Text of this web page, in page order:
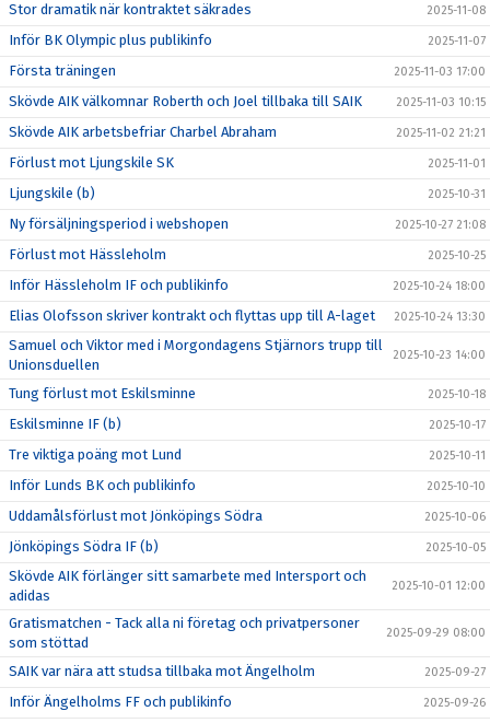
Stor dramatik när kontraktet säkrades 2025-11-08
Inför BK Olympic plus publikinfo 2025-11-07
Första träningen 2025-11-03 17:00
Skövde AIK välkomnar Roberth och Joel tillbaka till SAIK 2025-11-03 10:15
Skövde AIK arbetsbefriar Charbel Abraham 2025-11-02 21:21
Förlust mot Ljungskile SK 2025-11-01
Ljungskile (b) 2025-10-31
Ny försäljningsperiod i webshopen 2025-10-27 21:08
Förlust mot Hässleholm 2025-10-25
Inför Hässleholm IF och publikinfo 2025-10-24 18:00
Elias Olofsson skriver kontrakt och flyttas upp till A-laget 2025-10-24 13:30
Samuel och Viktor med i Morgondagens Stjärnors trupp till
Unionsduellen
2025-10-23 14:00
Tung förlust mot Eskilsminne 2025-10-18
Eskilsminne IF (b) 2025-10-17
Tre viktiga poäng mot Lund 2025-10-11
Inför Lunds BK och publikinfo 2025-10-10
Uddamålsförlust mot Jönköpings Södra 2025-10-06
Jönköpings Södra IF (b) 2025-10-05
Skövde AIK förlänger sitt samarbete med Intersport och
adidas
2025-10-01 12:00
Gratismatchen - Tack alla ni företag och privatpersoner
som stöttad
2025-09-29 08:00
SAIK var nära att studsa tillbaka mot Ängelholm 2025-09-27
Inför Ängelholms FF och publikinfo 2025-09-26